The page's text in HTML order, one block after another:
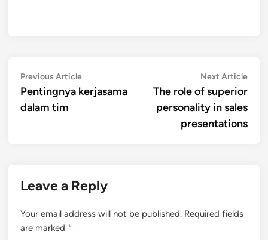
Post
navigation
Previous ArticlePrevious
article:
Pentingnya kerjasama
dalam tim
Next ArticleNext
The role of superior
personality in sales
presentations
Leave a Reply
Your email address will not be published. Required fields
are marked *